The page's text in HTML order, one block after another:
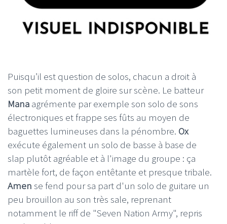
Puisqu’il est question de solos, chacun a droit à
son petit moment de gloire sur scène. Le batteur
Mana agrémente par exemple son solo de sons
électroniques et frappe ses fûts au moyen de
baguettes lumineuses dans la pénombre. Ox
exécute également un solo de basse à base de
slap plutôt agréable et à l'image du groupe : ça
martèle fort, de façon entêtante et presque tribale.
Amen se fend pour sa part d'un solo de guitare un
peu brouillon au son très sale, reprenant
notamment le riff de "Seven Nation Army", repris